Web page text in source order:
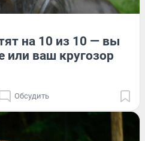
на 10 из 10 — вы
или ваш кругозор
Обсудить